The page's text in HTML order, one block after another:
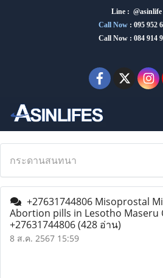
Line : @asinlife
Call Now : 095 952
Call Now : 084 914
กระดานสนทนา
+27631744806 Misoprostal
Abortion pills in Lesotho Maseru
+27631744806(428 อ่าน)
8 ส.ค. 2567 15:59